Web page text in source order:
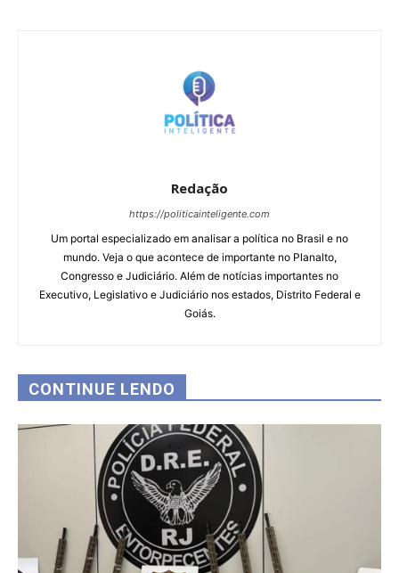
Redação
https://politicainteligente.com
Um portal especializado em analisar a política no Brasil e no
mundo. Veja o que acontece de importante no Planalto,
Congresso e Judiciário. Além de notícias importantes no
Executivo, Legislativo e Judiciário nos estados, Distrito Federal e
Goiás.
CONTINUE LENDO